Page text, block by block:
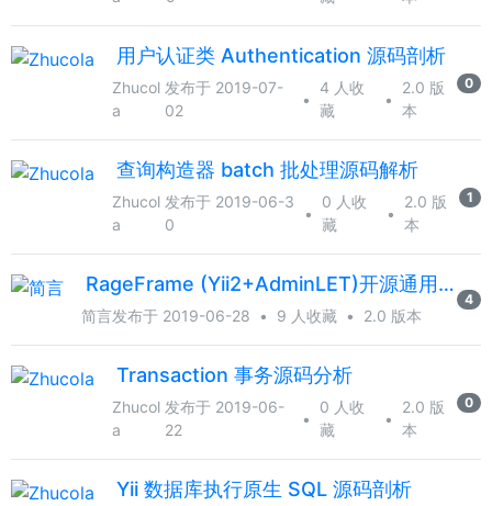
用户认证类 Authentication 源码剖析
Zhucol
a
发布于 2019-07-
02
•
4 人收
藏
•
2.0 版
本
0
查询构造器 batch 批处理源码解析
Zhucol
a
发布于 2019-06-3
0
•
0 人收
藏
•
2.0 版
本
1
RageFrame (Yii2+AdminLET)开源通用后台大更新，支持多商户多应用
简言发布于 2019-06-28 • 9 人收藏 • 2.0 版本
4
Transaction 事务源码分析
Zhucol
a
发布于 2019-06-
22
•
0 人收
藏
•
2.0 版
本
0
Yii 数据库执行原生 SQL 源码剖析